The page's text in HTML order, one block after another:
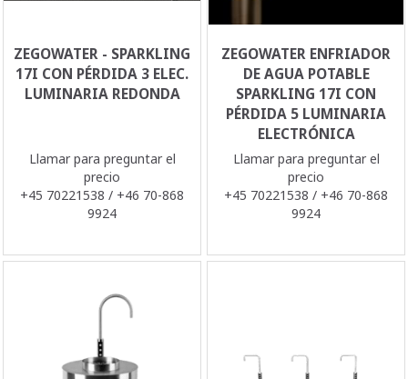
ZEGOWATER - SPARKLING
17I CON PÉRDIDA 3 ELEC.
LUMINARIA REDONDA
Llamar para preguntar el
precio
+45 70221538 / +46 70-868
9924
ZEGOWATER ENFRIADOR
DE AGUA POTABLE
SPARKLING 17I CON
PÉRDIDA 5 LUMINARIA
ELECTRÓNICA
Llamar para preguntar el
precio
+45 70221538 / +46 70-868
9924